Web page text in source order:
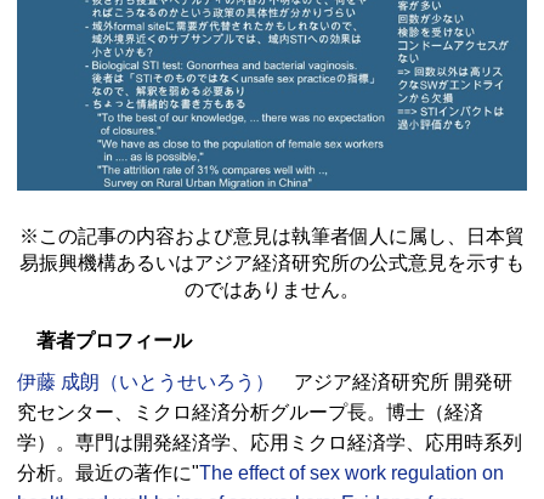
※この記事の内容および意見は執筆者個人に属し、日本貿
易振興機構あるいはアジア経済研究所の公式意見を示すも
のではありません。
著者プロフィール
伊藤 成朗（いとうせいろう）
アジア経済研究所 開発研
究センター、ミクロ経済分析グループ長。博士（経済
学）。専門は開発経済学、応用ミクロ経済学、応用時系列
分析。最近の著作に"The effect of sex work regulation on